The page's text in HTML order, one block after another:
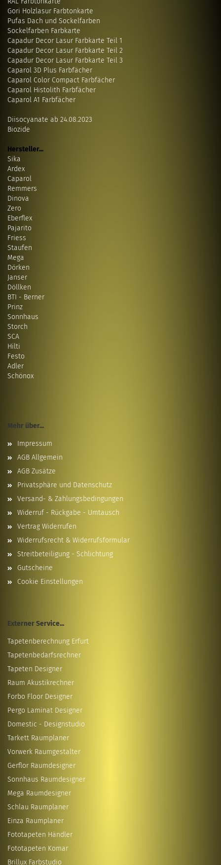
Gori Holzlasur Farbtonkarte
Pufas Dach und Sockelfarben
Sockelfarben Farbkarte
Capadur Decor Lasur Farbkarte Teil 1
Capadur Decor Lasur Farbkarte Teil 2
Capadur Decor Lasur Farbkarte Teil 3
Caparol 3D Plus Farbfächer
Caparol Color Compact Farbfächer
Caparol Histolith Farbfächer
Caparol A1 Farbfächer
Diisocyanate ab 24.08.2023
Biozide
Hersteller...
Sika
Ardex
Caparol
Remmers
Dinova
Zero
Eberflex
Pajarito
Friess
Staufen
Mega
Dörken
Janser
Döllken
BTI - Berner
Prinz
Sonnhaus
Storch
SCA
Hilti
Festo
Adler
Schönox
Mehr über...
Impressum
AGB Allgemein
AGB Zusätze
Privatsphäre und Datenschutz
Versand- & Zahlungsbedingungen
Widerruf - Rückgabe - Umtausch
Vertrag Widerrufen
Widerrufsrecht & Widerrufsformular
Streitbeteiligung - Schlichtung
Gutscheine
Cookie Einstellungen
Externer Service...
Tapetenberechnung Erfurt
Tapetenbedarfsrechner
Tapeten Designer
Raum Akustikrechner
Forbo Floor Designer
Pergo Laminat Designer
Domestic - Designstudio
Tarkett Raumplaner
Vorwerk Raumgestalter
Gerflor Raumdesigner
Sonnhaus Raumdesigner
Mega Raumdesigner
Schlau Raumplaner
Einza Raumplaner
Fototapeten Händler
Fototapeten Komar
Brillux Farbstudio